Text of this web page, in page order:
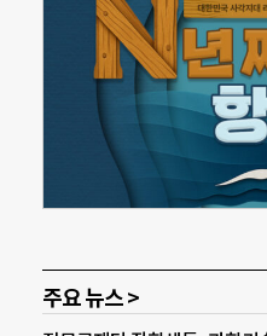
주요 뉴스 >